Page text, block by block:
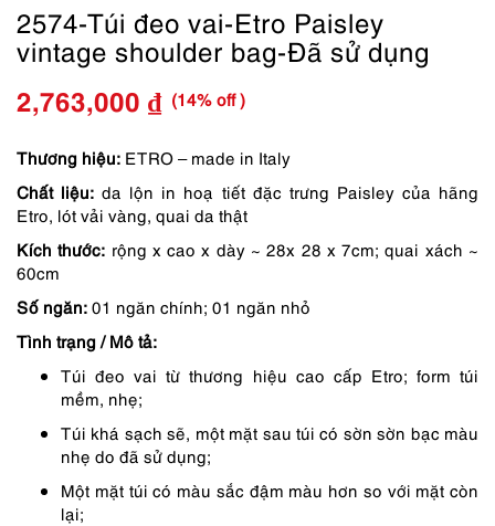
2574-Túi đeo vai-Etro Paisley
vintage shoulder bag-Đã sử dụng
Giá
gốc
là:
3,250,000 ₫.
2,763,000 ₫
Giá
hiện
tại
là:
(14% off )
Thương hiệu: ETRO – made in Italy
Chất liệu: da lộn in hoạ tiết đặc trưng Paisley của hãng
Etro, lót vải vàng, quai da thật
Kích thước: rộng x cao x dày ~ 28x 28 x 7cm; quai xách ~
60cm
Số ngăn: 01 ngăn chính; 01 ngăn nhỏ
Tình trạng / Mô tả:
Túi đeo vai từ thương hiệu cao cấp Etro; form túi
mềm, nhẹ;
Túi khá sạch sẽ, một mặt sau túi có sờn sờn bạc màu
nhẹ do đã sử dụng;
Một mặt túi có màu sắc đậm màu hơn so với mặt còn
lại;